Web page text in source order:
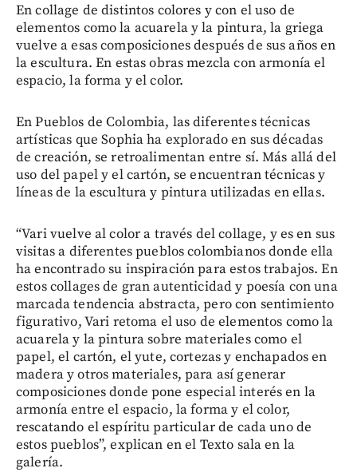
En collage de distintos colores y con el uso de
elementos como la acuarela y la pintura, la griega
vuelve a esas composiciones después de sus años en
la escultura. En estas obras mezcla con armonía el
espacio, la forma y el color.
En Pueblos de Colombia, las diferentes técnicas
artísticas que Sophia ha explorado en sus décadas
de creación, se retroalimentan entre sí. Más allá del
uso del papel y el cartón, se encuentran técnicas y
líneas de la escultura y pintura utilizadas en ellas.
“Vari vuelve al color a través del collage, y es en sus
visitas a diferentes pueblos colombianos donde ella
ha encontrado su inspiración para estos trabajos. En
estos collages de gran autenticidad y poesía con una
marcada tendencia abstracta, pero con sentimiento
figurativo, Vari retoma el uso de elementos como la
acuarela y la pintura sobre materiales como el
papel, el cartón, el yute, cortezas y enchapados en
madera y otros materiales, para así generar
composiciones donde pone especial interés en la
armonía entre el espacio, la forma y el color,
rescatando el espíritu particular de cada uno de
estos pueblos”, explican en el Texto sala en la
galería.